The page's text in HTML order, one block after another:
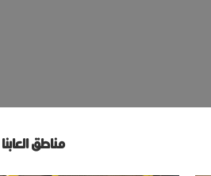
مناطق العابنا